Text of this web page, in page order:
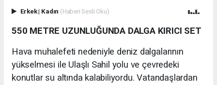
Erkek| Kadın (Haberi Sesli Oku)
550 METRE UZUNLUĞUNDA DALGA KIRICI SET
Hava muhalefeti nedeniyle deniz dalgalarının
yükselmesi ile Ulaşlı Sahil yolu ve çevredeki
konutlar su altında kalabiliyordu. Vatandaşlardan